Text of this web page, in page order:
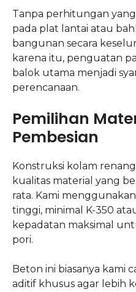
Tanpa perhitungan
pada plat lantai atau
bangunan secara
karena itu, penguatan
balok utama menjadi
perencanaan.
Pemilihan
Pembesian
Konstruksi kolam
kualitas material yang
rata. Kami
tinggi, minimal K-350
kepadatan maksimal
pori.
Beton ini biasanya kami
aditif khusus agar lebih